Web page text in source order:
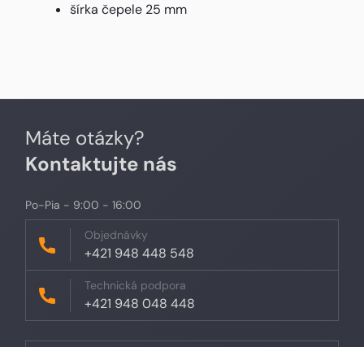
šírka čepele 25 mm
Máte otázky?
Kontaktujte nás
Po-Pia - 9:00 - 16:00
Objednávky
+421 948 448 548
Technická podpora
+421 948 048 448